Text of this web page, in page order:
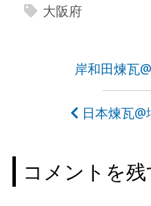
大阪府
ビ
ゲ
岸和田煉瓦
日本煉瓦
コメントを残